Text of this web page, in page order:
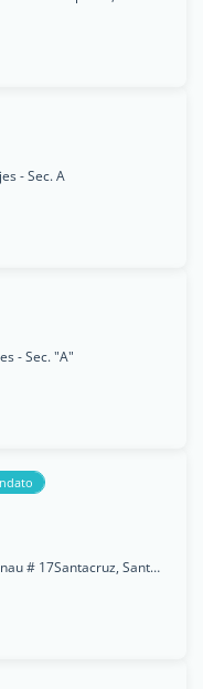
- Sec. A
- Sec. "A"
Avenida Monseñor RiveroCalle Castelnau # 17Santacruz, Santa Cruz